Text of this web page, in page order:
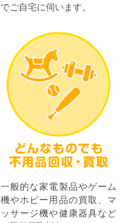
でご自宅に伺います。
一般的な家電製品やゲーム
機やホビー用品の買取、マ
ッサージ機や健康器具など